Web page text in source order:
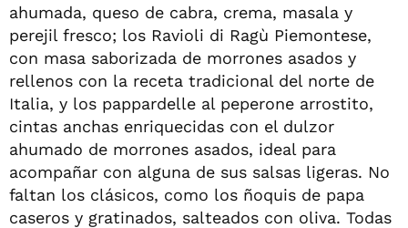
ahumada, queso de cabra, crema, masala y
perejil fresco; los Ravioli di Ragù Piemontese,
con masa saborizada de morrones asados y
rellenos con la receta tradicional del norte de
Italia, y los pappardelle al peperone arrostito,
cintas anchas enriquecidas con el dulzor
ahumado de morrones asados, ideal para
acompañar con alguna de sus salsas ligeras. No
faltan los clásicos, como los ñoquis de papa
caseros y gratinados, salteados con oliva. Todas